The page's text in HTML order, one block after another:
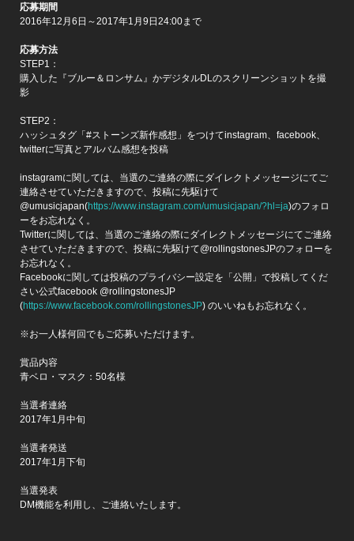
応募期間
2016年12月6日～2017年1月9日24:00まで
応募方法
STEP1：
購入した『ブルー＆ロンサム』かデジタルDLのスクリーンショットを撮
影
STEP2：
ハッシュタグ「#‎ストーンズ新作感‪想」をつけてinstagram、facebook、
twitterに写真とアルバム感想を投稿
instagramに関しては、当選のご連絡の際にダイレクトメッセージにてご
連絡させていただきますので、投稿に先駆けて
@umusicjapan(https://www.instagram.com/umusicjapan/?hl=ja)のフォロ
ーをお忘れなく。
Twitterに関しては、当選のご連絡の際にダイレクトメッセージにてご連絡
させていただきますので、投稿に先駆けて@rollingstonesJPのフォローを
お忘れなく。
Facebookに関しては投稿のプライバシー設定を「公開」で投稿してくだ
さい公式facebook @rollingstonesJP
(https://www.facebook.com/rollingstonesJP) のいいねもお忘れなく。
※お一人様何回でもご応募いただけます。
賞品内容
青ベロ・マスク：50名様
当選者連絡
2017年1月中旬
当選者発送
2017年1月下旬
当選発表
DM機能を利用し、ご連絡いたします。